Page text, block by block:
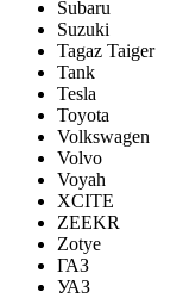
Subaru
Suzuki
Tagaz Taiger
Tank
Tesla
Toyota
Volkswagen
Volvo
Voyah
XCITE
ZEEKR
Zotye
ГАЗ
УАЗ